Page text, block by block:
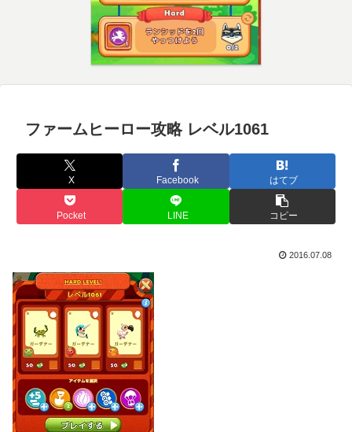
ファームヒーロー攻略 レベル1061
X Facebook はてブ
Pocket LINE コピー
2016.07.08